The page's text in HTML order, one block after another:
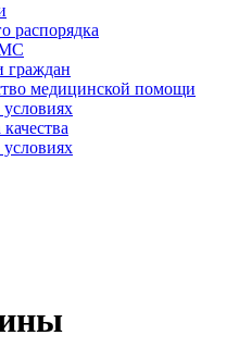
распорядка
граждан
медицинской помощи